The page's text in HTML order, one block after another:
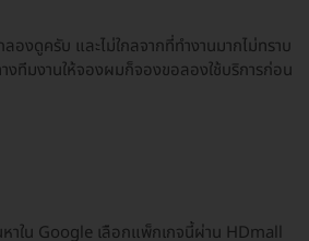
งดูครับ และไม่ใกลจากที่ทำงานมากไม่ทราบ
งทีมงานให้จองผมก็จองขอลองใช้บริการก่อน
าใน Google เลือกแพ็กเกจนี้ผ่าน HDmall